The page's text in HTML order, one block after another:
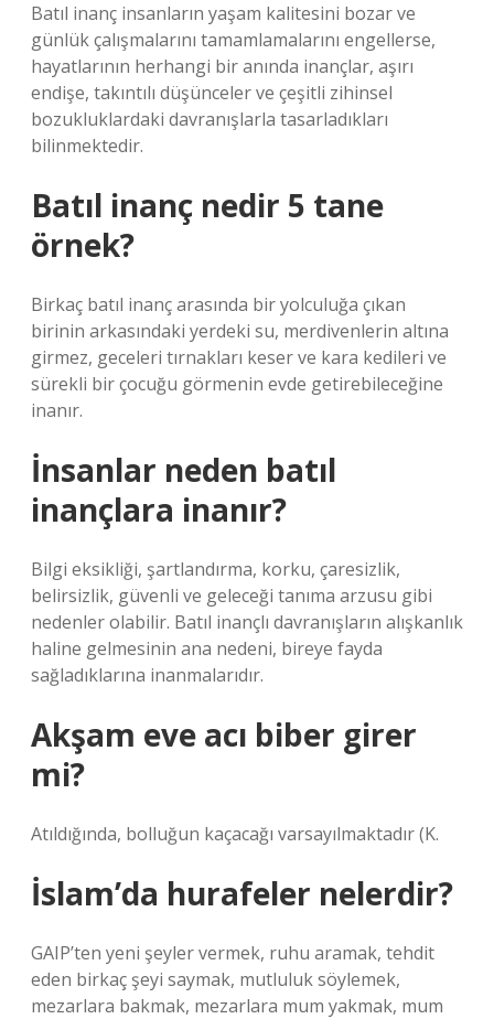
Batıl inanç insanların yaşam kalitesini bozar ve
günlük çalışmalarını tamamlamalarını engellerse,
hayatlarının herhangi bir anında inançlar, aşırı
endişe, takıntılı düşünceler ve çeşitli zihinsel
bozukluklardaki davranışlarla tasarladıkları
bilinmektedir.
Batıl inanç nedir 5 tane
örnek?
Birkaç batıl inanç arasında bir yolculuğa çıkan
birinin arkasındaki yerdeki su, merdivenlerin altına
girmez, geceleri tırnakları keser ve kara kedileri ve
sürekli bir çocuğu görmenin evde getirebileceğine
inanır.
İnsanlar neden batıl
inançlara inanır?
Bilgi eksikliği, şartlandırma, korku, çaresizlik,
belirsizlik, güvenli ve geleceği tanıma arzusu gibi
nedenler olabilir. Batıl inançlı davranışların alışkanlık
haline gelmesinin ana nedeni, bireye fayda
sağladıklarına inanmalarıdır.
Akşam eve acı biber girer
mi?
Atıldığında, bolluğun kaçacağı varsayılmaktadır (K.
İslam’da hurafeler nelerdir?
GAIP’ten yeni şeyler vermek, ruhu aramak, tehdit
eden birkaç şeyi saymak, mutluluk söylemek,
mezarlara bakmak, mezarlara mum yakmak, mum